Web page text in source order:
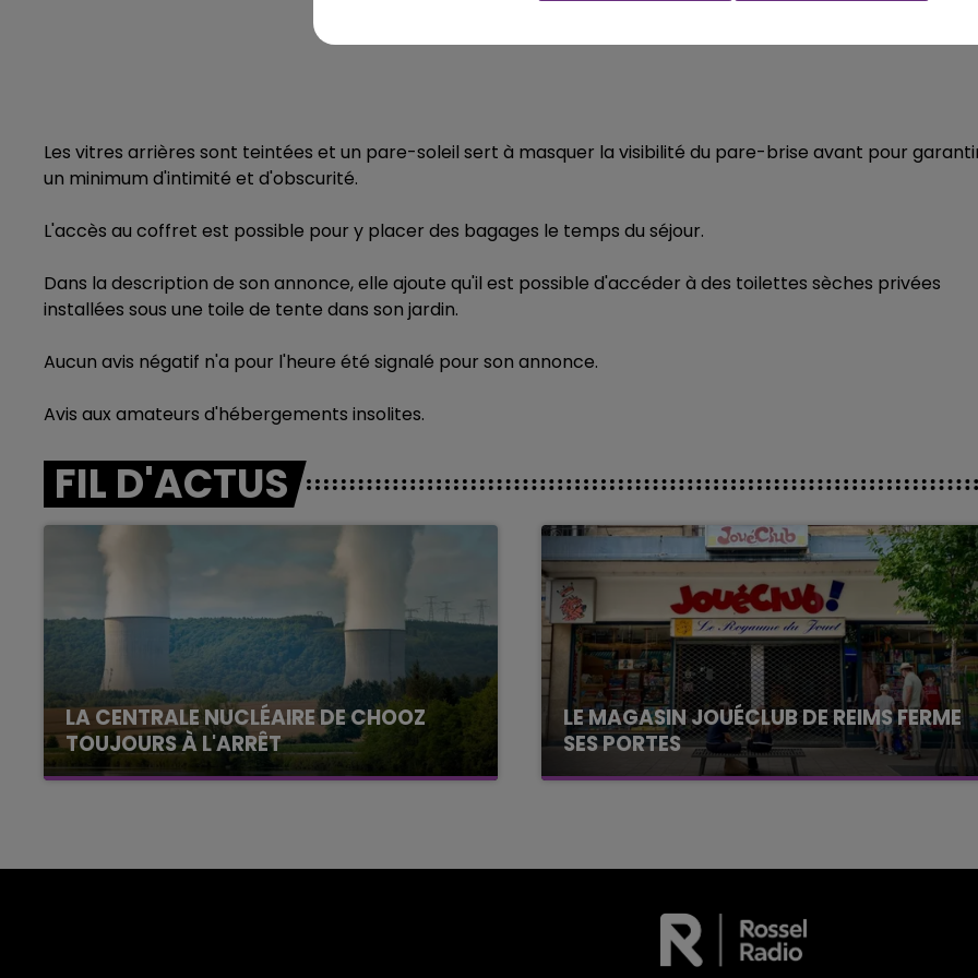
Les vitres arrières sont teintées et un pare-soleil sert à masquer la visibilité du pare-brise avant pour
un minimum d'intimité et d'obscurité.
L'accès au coffret est possible pour y placer des bagages le temps du séjour.
Dans la description de son annonce, elle ajoute qu'il est possible d'accéder à des toilettes sèches privées
installées sous une toile de tente dans son jardin.
Aucun avis négatif n'a pour l'heure été signalé pour son annonce.
Avis aux amateurs d'hébergements insolites.
FIL D'ACTUS
LA CENTRALE NUCLÉAIRE DE CHOOZ
TOUJOURS À L'ARRÊT
Cela fait déjà une semaine que la centrale
LE MAGASIN JOUÉCLUB DE REIMS FERME
SES PORTES
C'était l'une des institutions du centre-ville